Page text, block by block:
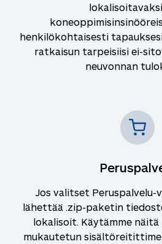
henkilökohtaisesti
ratkaisun tarpeisiisi ei-
neuvonnan
Jos valitset Peruspalvelu-
lähettää .zip-paketin
lokalisoit. Käytämme
mukautetun